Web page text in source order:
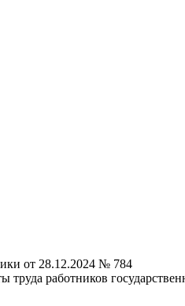
от 28.12.2024 № 784
работников